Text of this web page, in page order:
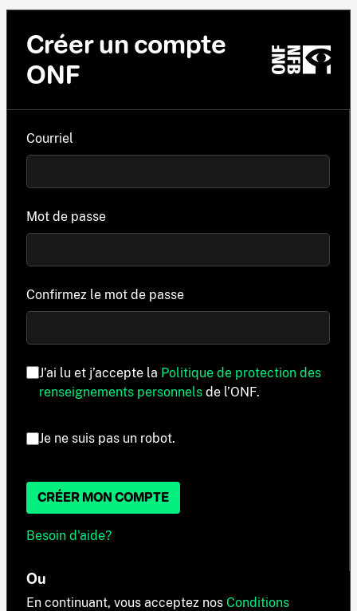
Créer un compte
ONF
Courriel
Mot de passe
Confirmez le mot de passe
J’ai lu et j’accepte la Politique de protection des
renseignements personnels de l’ONF.
Je ne suis pas un robot.
CRÉER MON COMPTE
Besoin d'aide?
Ou
En continuant, vous acceptez nos Conditions